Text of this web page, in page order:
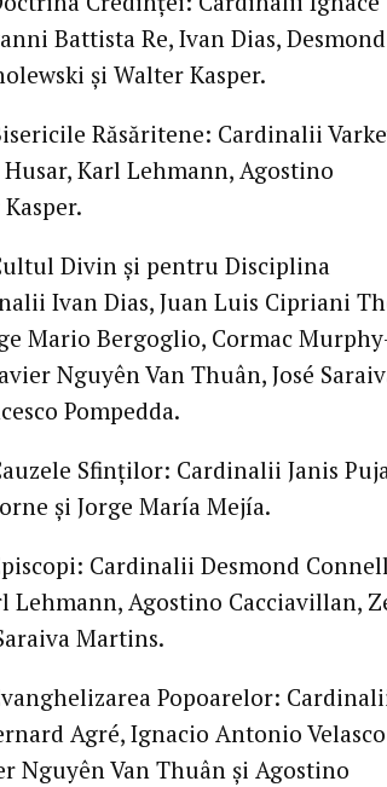
Battista Re, Ivan Dias, Desmond
şi Walter Kasper.
Răsăritene: Cardinalii
Karl Lehmann, Agostino
Divin şi pentru Disciplina
Ivan Dias, Juan Luis Cipriani
Mario Bergoglio, Cormac
Nguyên Van Thuân, José
Pompedda.
Sfinţilor: Cardinalii Janis
şi Jorge María Mejía.
Cardinalii Desmond
Lehmann, Agostino Cacciavillan,
Martins.
Popoarelor:
Agré, Ignacio Antonio Velasco
Nguyên Van Thuân şi Agostino